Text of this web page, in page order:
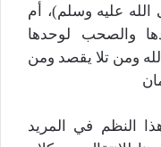
عليه وسلم)، أم
والصحب لوحدها
ومن تلا يقصد ومن
النظم في المريد